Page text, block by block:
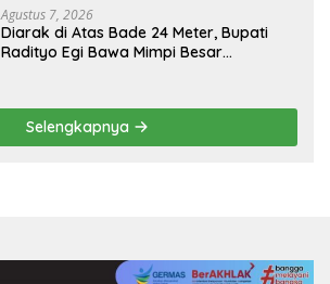
Agustus 7, 2026
Diarak di Atas Bade 24 Meter, Bupati
Radityo Egi Bawa Mimpi Besar
Selengkapnya